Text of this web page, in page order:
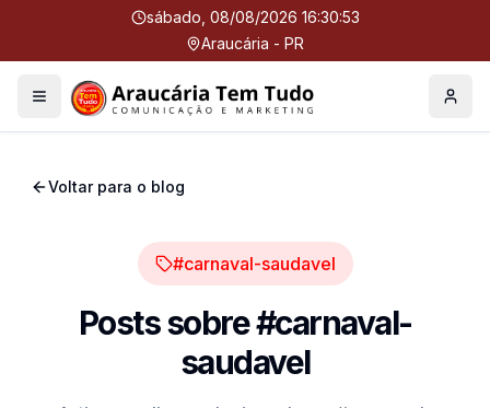
sábado, 08/08/2026 16:30:54
Araucária - PR
Menu Perfil
Voltar para o blog
#carnaval-saudavel
Posts sobre#carnaval-
saudavel